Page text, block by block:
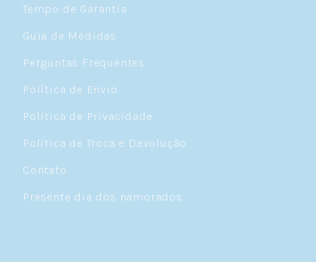
Tempo de Garantia
Guia de Medidas
Perguntas Frequentes
Política de Envio
Política de Privacidade
Política de Troca e Devolução
Contato
Presente dia dos namorados